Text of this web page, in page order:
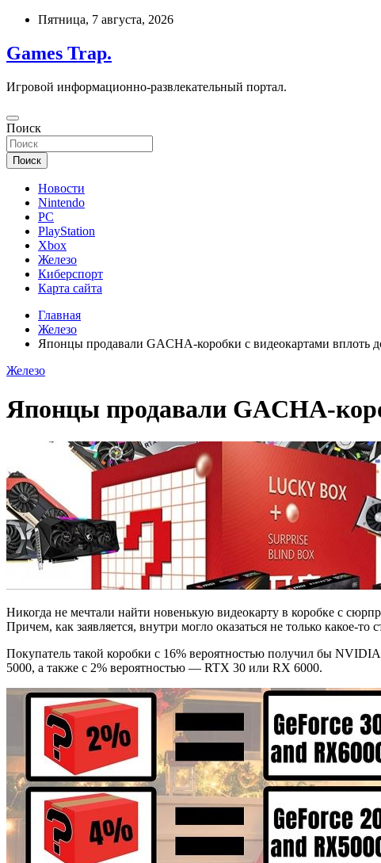
Перейти
содержимому
Пятница, 7 августа, 2026
Games Trap.
Игровой информационно-развлекательный портал.
Поиск
Поиск
Новости
Nintendo
PC
PlayStation
Xbox
Железо
Киберспорт
Карта сайта
Главная
Железо
Японцы продавали GACHA-коробки с видеокартами вплоть
Железо
Японцы продавали GACHA-
Никогда не мечтали найти новенькую видеокарту в коробке с
Причем, как заявляется, внутри могло оказаться не только какое-
Покупатель такой коробки с 16% вероятностью получил бы
5000, а также с 2% вероятностью — RTX 30 или RX 6000.